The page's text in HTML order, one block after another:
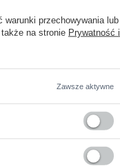
Zadaj pytanie
warunki przechowywania lub
na stronie Prywatność i
Zawsze aktywne